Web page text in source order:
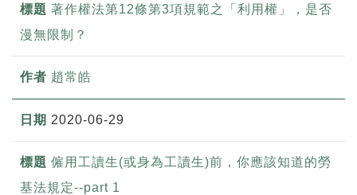
著作權法第12條第3項規範之「利用權」，是否
漫無限制？
趙常皓
2020-06-29
僱用工讀生(或身為工讀生)前，你應該知道的勞
基法規定--part 1